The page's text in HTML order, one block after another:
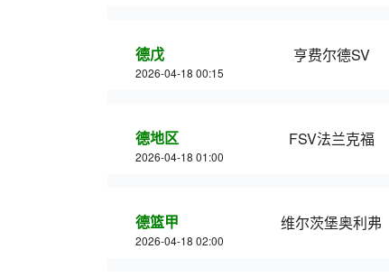
德戊
2026-04-18 00:15
亨费尔德SV
德地区
2026-04-18 01:00
FSV法兰克福
德篮甲
2026-04-18 02:00
维尔茨堡奥利弗